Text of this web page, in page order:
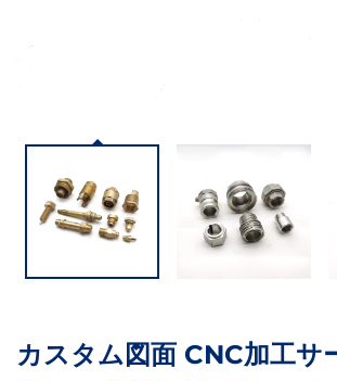
カスタム図面 CNC加工サ